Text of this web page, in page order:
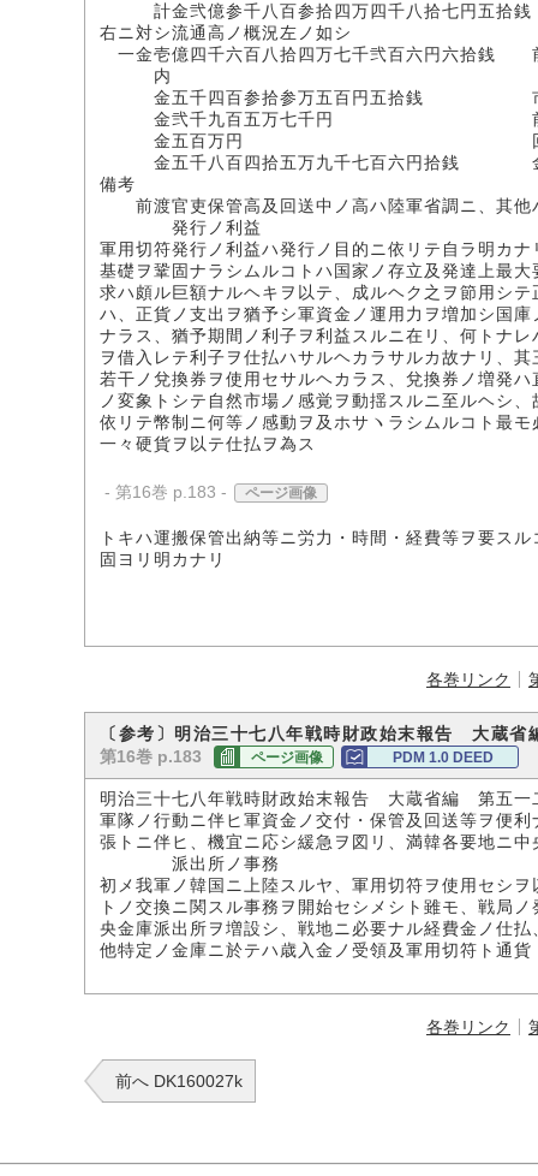
計金弐億参千八百参拾四万四千八拾七円五拾銭
右ニ対シ流通高ノ概況左ノ如シ
一金壱億四千六百八拾四万七千弐百六円六拾銭
内
金五千四百参拾参万五百円五拾銭 市
金弐千九百五万七千円 前渡官
金五百万円 回送中
金五千八百四拾五万九千七百六円拾銭 金庫
備考
前渡官吏保管高及回送中ノ高ハ陸軍省調ニ、其他
発行ノ利益
軍用切符発行ノ利益ハ発行ノ目的ニ依リテ自ラ明カ
基礎ヲ鞏固ナラシムルコトハ国家ノ存立及発達上最
求ハ頗ル巨額ナルヘキヲ以テ、成ルヘク之ヲ節用シ
ハ、正貨ノ支出ヲ猶予シ軍資金ノ運用力ヲ増加シ国
ナラス、猶予期間ノ利子ヲ利益スルニ在リ、何トナ
ヲ借入レテ利子ヲ仕払ハサルヘカラサルカ故ナリ、
若干ノ兌換券ヲ使用セサルヘカラス、兌換券ノ増発
ノ変象トシテ自然市場ノ感覚ヲ動揺スルニ至ルヘシ
依リテ幣制ニ何等ノ感動ヲ及ホサヽラシムルコト最
一々硬貨ヲ以テ仕払ヲ為ス
- 第16巻 p.183 - ページ画像
トキハ運搬保管出納等ニ労力・時間・経費等ヲ要ス
固ヨリ明カナリ
各巻リンク
〔参考〕明治三十七八年戦時財政始末報告 大蔵
第16巻 p.183 ページ画像 PDM 1.0 DEED
明治三十七八年戦時財政始末報告 大蔵省編 第五一
軍隊ノ行動ニ伴ヒ軍資金ノ交付・保管及回送等ヲ便
張トニ伴ヒ、機宜ニ応シ緩急ヲ図リ、満韓各要地ニ
派出所ノ事務
初メ我軍ノ韓国ニ上陸スルヤ、軍用切符ヲ使用セシ
トノ交換ニ関スル事務ヲ開始セシメシト雖モ、戦局
央金庫派出所ヲ増設シ、戦地ニ必要ナル経費金ノ仕
他特定ノ金庫ニ於テハ歳入金ノ受領及軍用切符ト通
各巻リンク
前へ DK160027k